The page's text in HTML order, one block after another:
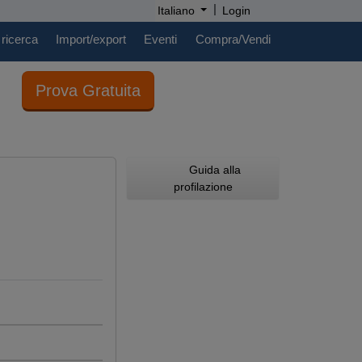
Italiano | Login
Import/export Eventi Compra/Vendi
Prova Gratuita
Guida alla
profilazione